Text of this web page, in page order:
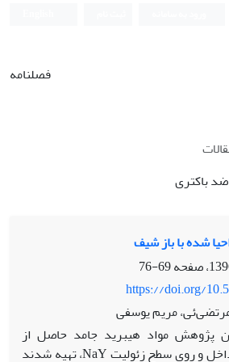
فصلنامه
باکتری
شده با باز شیف
69-76
https://doi.org/
مریم یوسفی
پژوهش مواد هیبرید جامد حاصل از
کمپلکس باز شیف در داخل و روی سطح زئولیت NaY، تهیه شدند